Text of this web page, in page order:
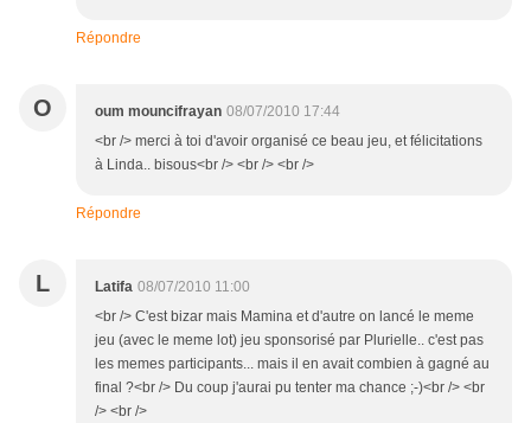
Répondre
O oum mouncifrayan 08/07/2010 17:44
<br /> merci à toi d'avoir organisé ce beau jeu, et félicitations
à Linda.. bisous<br /> <br /> <br />
Répondre
L Latifa 08/07/2010 11:00
<br /> C'est bizar mais Mamina et d'autre on lancé le meme
jeu (avec le meme lot) jeu sponsorisé par Plurielle.. c'est pas
les memes participants... mais il en avait combien à gagné au
final ?<br /> Du coup j'aurai pu tenter ma chance ;-)<br /> <br
/> <br />